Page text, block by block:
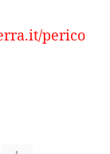
perico